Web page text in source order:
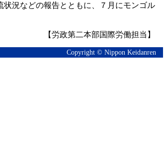
況などの報告とともに、７月にモンゴル
【労政第二本部国際労働担当】
Copyright © Nippon Keidanren